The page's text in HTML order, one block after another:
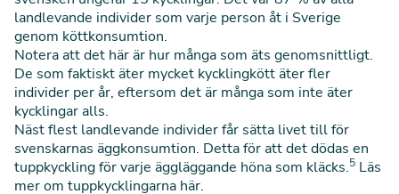
landlevande individer som varje person åt i Sverige
genom köttkonsumtion.
Notera att det här är hur många som äts genomsnittligt.
De som faktiskt äter mycket kycklingkött äter fler
individer per år, eftersom det är många som inte äter
kycklingar alls.
Näst flest landlevande individer får sätta livet till för
svenskarnas äggkonsumtion. Detta för att det dödas en
tuppkyckling för varje äggläggande höna som kläcks.5 Läs
mer om tuppkycklingarna här.